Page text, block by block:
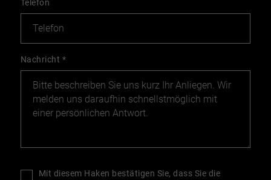
Telefon
Nachricht *
Mit diesem Haken bestätigen Sie, dass Sie die